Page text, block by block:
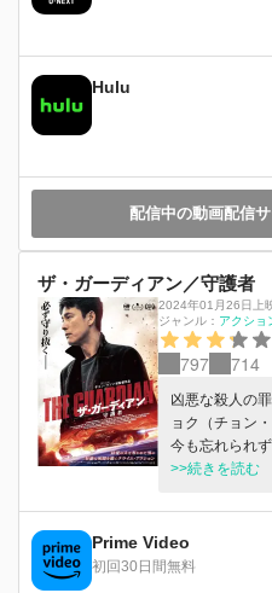
地、ソウルに
ていたのは、
ゲットと、硝
Hulu
配信中の動画配信
ザ・ガーディアン／守護者
2024年01月26日上
ジャンル： アクショ
797 714
凶悪な殺人の
ョク（チョン
今も忘れられ
ョクは、自分
組織との縁を
ろうとするス
い、組織が雇
を殺され、娘
>>続きを読む
Prime Video
初回30日間無料